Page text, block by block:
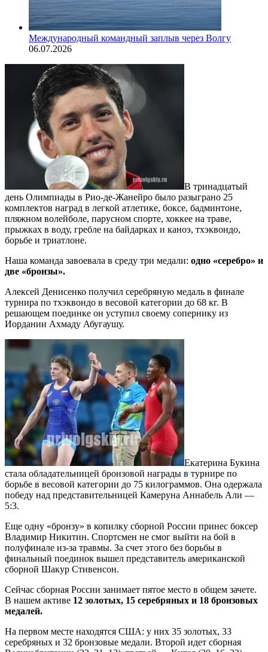
Международный командный заплыв через Волгу
06.07.2026
В тринадцатый
день Олимпиады в Рио-де-Жанейро было разыграно 25
комплектов наград в легкой атлетике, боксе, бадминтоне,
пляжном волейболе, парусном спорте, хоккее на траве,
прыжках в воду, гребле на байдарках и каноэ, тхэквондо,
борьбе и триатлоне.
Наша команда завоевала в среду три медали: одно «серебро» и
две «бронзы».
Алексей Денисенко получил серебряную медаль в финале
турнира по тхэквондо в весовой категории до 68 кг. В
решающем поединке он уступил своему сопернику из
Иордании Ахмаду Абугаушу.
Екатерина Букина
стала обладательницей бронзовой награды в турнире по
борьбе в весовой категории до 75 килограммов. Она одержала
победу над представительницей Камеруна Аннабель Али —
5:3.
Еще одну «бронзу» в копилку сборной России принес боксер
Владимир Никитин. Спортсмен не смог выйти на бой в
полуфинале из-за травмы. За счет этого без борьбы в
финальный поединок вышел представитель американской
сборной Шакур Стивенсон.
Сейчас сборная России занимает пятое место в общем зачете.
В нашем активе 12 золотых, 15 серебряных и 18 бронзовых
медалей.
На первом месте находятся США: у них 35 золотых, 33
серебряных и 32 бронзовые медали. Второй идет сборная